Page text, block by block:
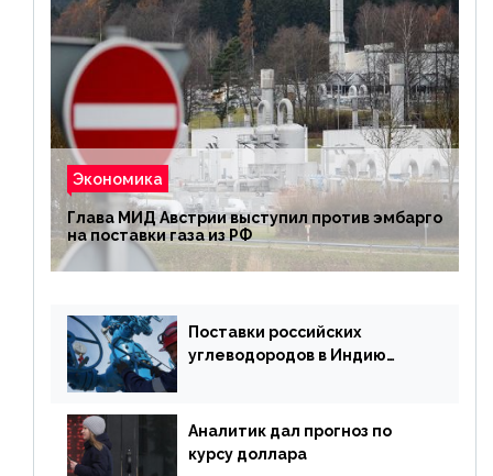
Экономика
Глава МИД Австрии выступил против эмбарго
на поставки газа из РФ
Поставки российских
углеводородов в Индию
Аналитик дал прогноз по
курсу доллара